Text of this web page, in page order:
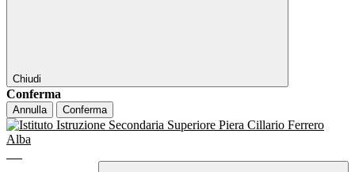
Chiudi
Conferma
Annulla Conferma